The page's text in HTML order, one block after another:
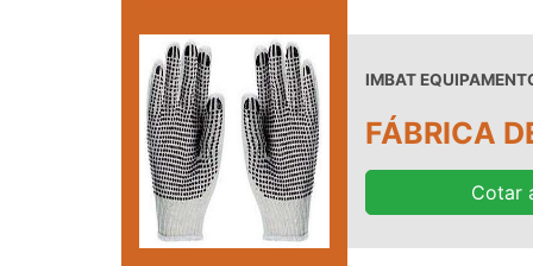
IMBAT
FÁBRICA
Cotar